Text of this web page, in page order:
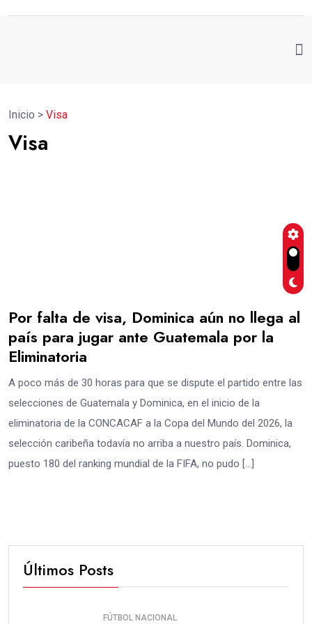
Inicio > Visa
Visa
Por falta de visa, Dominica aún no llega al
país para jugar ante Guatemala por la
Eliminatoria
A poco más de 30 horas para que se dispute el partido entre las
selecciones de Guatemala y Dominica, en el inicio de la
eliminatoria de la CONCACAF a la Copa del Mundo del 2026, la
selección caribeña todavía no arriba a nuestro país. Dominica,
puesto 180 del ranking mundial de la FIFA, no pudo […]
Últimos Posts
FÚTBOL NACIONAL